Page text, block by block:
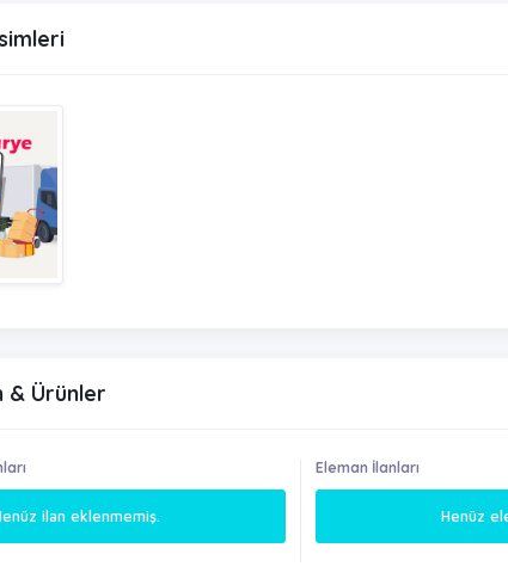
& Ürünler
ilan eklenmemiş.
Eleman İlanları
Henüz